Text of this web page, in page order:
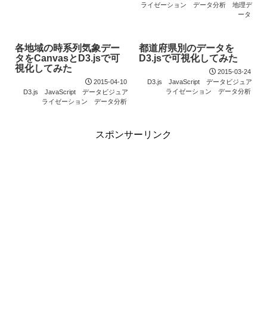
ライゼーション
データ分析
地理デ
ータ
各地域の時系列気象デー
タをCanvasとD3.jsで可
視化してみた
2015-04-10
D3.js
JavaScript
データビジュア
ライゼーション
データ分析
都道府県別のデータを
D3.jsで可視化してみた
2015-03-24
D3.js
JavaScript
データビジュア
ライゼーション
データ分析
スポンサーリンク